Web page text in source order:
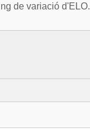
de variació d'ELO.